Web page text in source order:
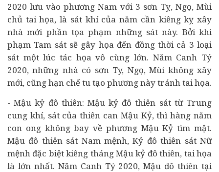
2020 lưu vào phương Nam với 3 sơn Tỵ, Ngọ, Mùi
chủ tai họa, là sát khí của năm cần kiêng kỵ xây
nhà mới phần tọa phạm những sát này. Bởi khi
phạm Tam sát sẽ gây họa đến đồng thời cả 3 loại
sát một lúc tác họa vô cùng lớn. Năm Canh Tý
2020, những nhà có sơn Ty, Ngọ, Mùi không xây
mới, cũng hạn chế tu tạo phương này tránh tai họa.
- Mậu kỷ đô thiên: Mậu kỷ đô thiên sát từ Trung
cung khí, sát của thiên can Mậu Kỷ, thì hàng năm
con ong không bay về phương Mậu Kỷ tìm mật.
Mậu đô thiên sát Nam mệnh, Kỷ đô thiên sát Nữ
mệnh đặc biệt kiêng tháng Mậu kỷ đô thiên, tai họa
là lớn nhất. Năm Canh Tý 2020, Mậu đô thiên tại